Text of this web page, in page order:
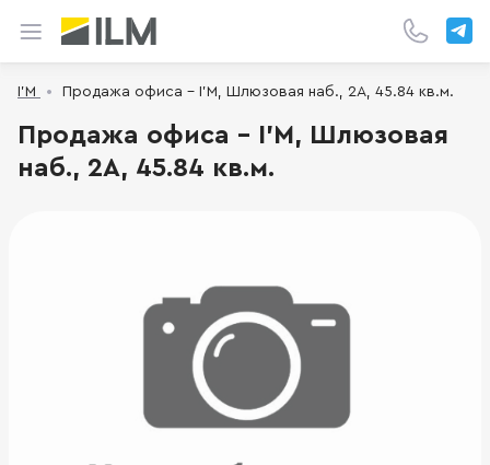
I’M Продажа офиса - I’M, Шлюзовая наб., 2А, 45.84 кв.м.
Продажа офиса - I’M, Шлюзовая
наб., 2А, 45.84 кв.м.